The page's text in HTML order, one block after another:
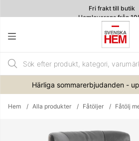
Fri frakt till butik
Hemleverans från
4.7
Härliga sommarerbjudanden -
Hem Alla produkter Fåtöljer Fåtölj